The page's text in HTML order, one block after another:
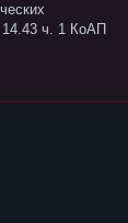
14.43 ч. 1 КоАП